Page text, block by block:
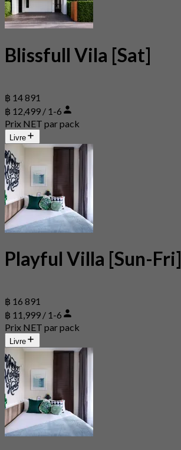
Blissfull Vila [Sat]
฿ 14 891
฿ 12,499 / 1-6
Prix NET par pack
Livre
Playful Villa [Sun-Fri]
฿ 16 891
฿ 11,999 / 1-6
Prix NET par pack
Livre